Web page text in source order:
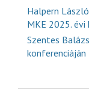
Halpern
MKE 2025. évi
Szentes
konferenciáján